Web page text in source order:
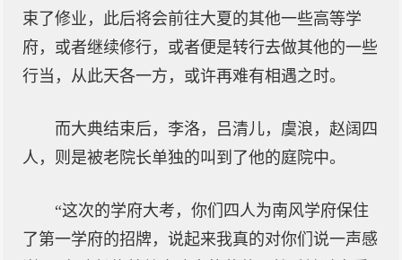
束了修业，此后将会前往大夏的其他一些高等学
府，或者继续修行，或者便是转行去做其他的一些
行当，从此天各一方，或许再难有相遇之时。
而大典结束后，李洛，吕清儿，虞浪，赵阔四
人，则是被老院长单独的叫到了他的庭院中。
“这次的学府大考，你们四人为南风学府保住
了第一学府的招牌，说起来我真的对你们说一声感